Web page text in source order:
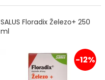
SALUS Floradix Železo+ 250
ml
-12%